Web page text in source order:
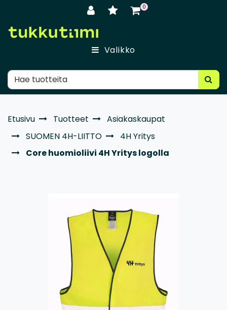
0
Valikko
Etusivu Tuotteet
Asiakaskaupat
SUOMEN 4H-LIITTO
4H Yritys
Core huomioliivi 4H Yritys logolla